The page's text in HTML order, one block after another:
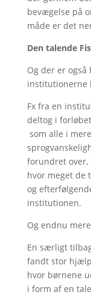
bevægelse på
måde er det
Den talende
Og der er
institutionerne
Fx fra en
deltog i
som alle i
forundret over,
hvor meget de
og
institutionen.
Og endnu
En særligt
fandt stor
hvor børnene
i form af en